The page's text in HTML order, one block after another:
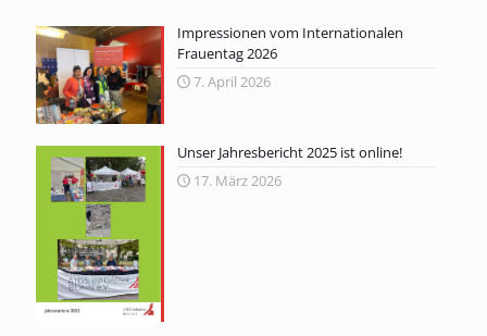
Impressionen vom Internationalen
Frauentag 2026
7. April 2026
Unser Jahresbericht 2025 ist online!
17. März 2026